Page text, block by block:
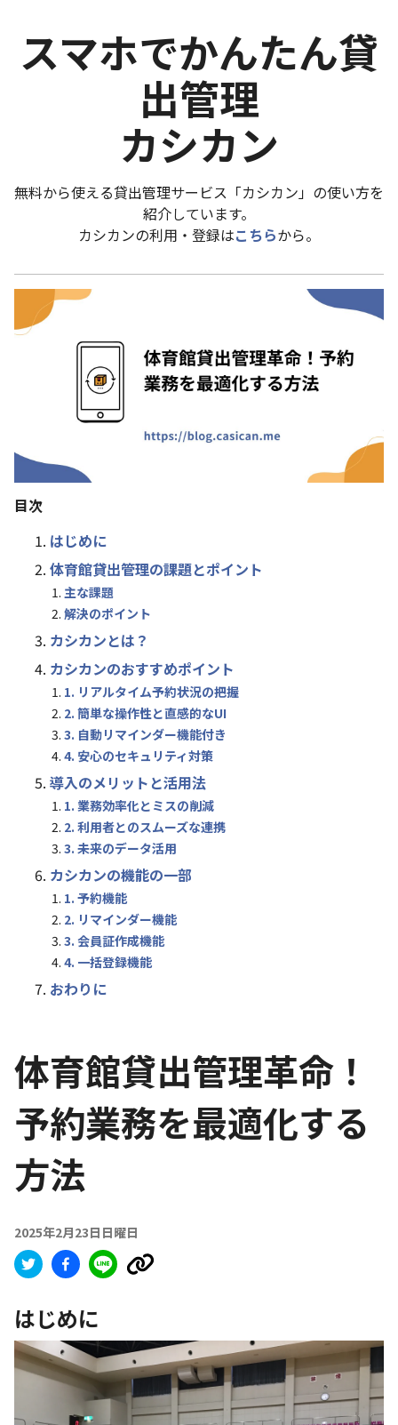
スマホでかんたん貸
出管理
カシカン
無料から使える貸出管理サービス「カシカン」の使い方を
紹介しています。
カシカンの利用・登録はこちらから。
目次
はじめに
体育館貸出管理の課題とポイント
主な課題
解決のポイント
カシカンとは？
カシカンのおすすめポイント
1. リアルタイム予約状況の把握
2. 簡単な操作性と直感的なUI
3. 自動リマインダー機能付き
4. 安心のセキュリティ対策
導入のメリットと活用法
1. 業務効率化とミスの削減
2. 利用者とのスムーズな連携
3. 未来のデータ活用
カシカンの機能の一部
1. 予約機能
2. リマインダー機能
3. 会員証作成機能
4. 一括登録機能
おわりに
体育館貸出管理革命！
予約業務を最適化する
方法
2025年2月23日日曜日
はじめに